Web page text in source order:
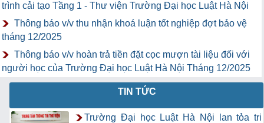
trình cải tạo Tầng 1 - Thư viện Trường Đại học Luật Hà Nội
Thông báo v/v thu nhận khoá luận tốt nghiệp đợt bảo vệ
tháng 12/2025
Thông báo v/v hoàn trả tiền đặt cọc mượn tài liệu đối với
người học của Trường Đại học Luật Hà Nội Tháng 12/2025
TIN TỨC
Trường Đại học Luật Hà Nội lan tỏa tri